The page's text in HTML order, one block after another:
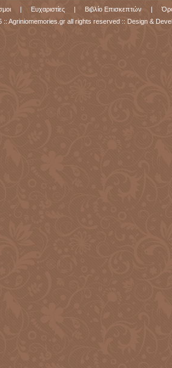
| Ευχαριστίες | Βιβλίο Επισκεπτών |
:: Agriniomemories.gr all rights reserved :: Design &